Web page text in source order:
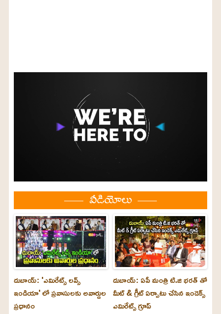
వీడియోలు
దుబాయ్: 'ఎమిరేట్స్ లవ్స్
ఇండియా' లో ప్రవాసులకు అవార్డుల
ప్రధానం
దుబాయ్: ఏపీ మంత్రి టి.జి భరత్ తో
మీట్ & గ్రీట్ ఏర్పాటు చేసిన ఇండెక్స్
ఎమిరేట్స్ గ్రూప్